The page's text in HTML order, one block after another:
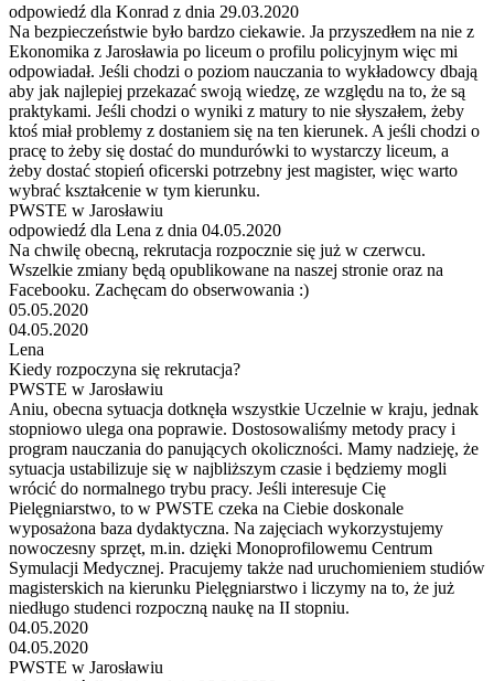
odpowiedź dla Konrad z dnia 29.03.2020
Na bezpieczeństwie było bardzo ciekawie. Ja przyszedłem na nie z
Ekonomika z Jarosławia po liceum o profilu policyjnym więc mi
odpowiadał. Jeśli chodzi o poziom nauczania to wykładowcy dbają
aby jak najlepiej przekazać swoją wiedzę, ze względu na to, że są
praktykami. Jeśli chodzi o wyniki z matury to nie słyszałem, żeby
ktoś miał problemy z dostaniem się na ten kierunek. A jeśli chodzi o
pracę to żeby się dostać do mundurówki to wystarczy liceum, a
żeby dostać stopień oficerski potrzebny jest magister, więc warto
wybrać kształcenie w tym kierunku.
PWSTE w Jarosławiu
odpowiedź dla Lena z dnia 04.05.2020
Na chwilę obecną, rekrutacja rozpocznie się już w czerwcu.
Wszelkie zmiany będą opublikowane na naszej stronie oraz na
Facebooku. Zachęcam do obserwowania :)
05.05.2020
04.05.2020
Lena
Kiedy rozpoczyna się rekrutacja?
PWSTE w Jarosławiu
Aniu, obecna sytuacja dotknęła wszystkie Uczelnie w kraju, jednak
stopniowo ulega ona poprawie. Dostosowaliśmy metody pracy i
program nauczania do panujących okoliczności. Mamy nadzieję, że
sytuacja ustabilizuje się w najbliższym czasie i będziemy mogli
wrócić do normalnego trybu pracy. Jeśli interesuje Cię
Pielęgniarstwo, to w PWSTE czeka na Ciebie doskonale
wyposażona baza dydaktyczna. Na zajęciach wykorzystujemy
nowoczesny sprzęt, m.in. dzięki Monoprofilowemu Centrum
Symulacji Medycznej. Pracujemy także nad uruchomieniem studiów
magisterskich na kierunku Pielęgniarstwo i liczymy na to, że już
niedługo studenci rozpoczną naukę na II stopniu.
04.05.2020
04.05.2020
PWSTE w Jarosławiu